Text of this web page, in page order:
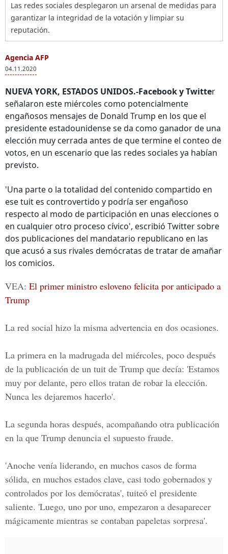
Las redes sociales desplegaron un arsenal de medidas para
garantizar la integridad de la votación y limpiar su
reputación.
Agencia AFP
04.11.2020
NUEVA YORK, ESTADOS UNIDOS.-Facebook y Twitter
señalaron este miércoles como potencialmente
engañosos mensajes de Donald Trump en los que el
presidente estadounidense se da como ganador de una
elección muy cerrada antes de que termine el conteo de
votos, en un escenario que las redes sociales ya habían
previsto.
'Una parte o la totalidad del contenido compartido en
ese tuit es controvertido y podría ser engañoso
respecto al modo de participación en unas elecciones o
en cualquier otro proceso cívico', escribió Twitter sobre
dos publicaciones del mandatario republicano en las
que acusó a sus rivales demócratas de tratar de amañar
los comicios.
VEA: El primer ministro esloveno felicita por anticipado a
Trump
La red social hizo la misma advertencia en dos ocasiones.
La primera en la madrugada del miércoles, poco después
de la publicación de un tuit de Trump que decía: 'Estamos
muy por delante, pero ellos tratan de robar la elección.
Nunca les dejaremos hacerlo'.
La segunda horas después, acompañando otra publicación
en la que Trump denuncia el supuesto fraude.
'Anoche venía liderando, en muchos casos de forma
sólida, en muchos estados clave, casi todo gobernados y
controlados por los demócratas', tuiteó el presidente
saliente. 'Luego, uno por uno, empezaron a desaparecer
mágicamente mientras se contaban papeletas sorpresa'.